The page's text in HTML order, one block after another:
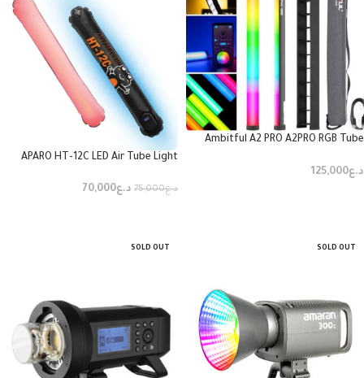
Ambitful A2 PRO A2PRO RGB Tube
د.ع125,000
APARO HT-12C LED Air Tube Light
د.ع75,000 د.ع70,000
SOLD OUT
SOLD OUT